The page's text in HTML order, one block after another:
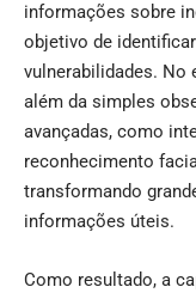
informações sobre
objetivo de
vulnerabilidades. No
além da simples
avançadas, como
reconhecimento
transformando
informações úteis.
Como resultado, a